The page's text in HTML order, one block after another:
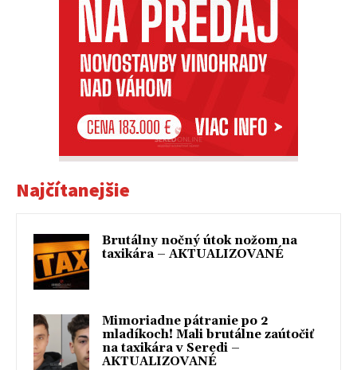
Najčítanejšie
Brutálny nočný útok nožom na
taxikára – AKTUALIZOVANÉ
Mimoriadne pátranie po 2
mladíkoch! Mali brutálne zaútočiť
na taxikára v Seredi –
AKTUALIZOVANÉ